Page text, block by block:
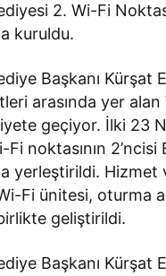
2. Wi-Fi
kuruldu.
Başkanı Kürşat
arasında yer alan
geçiyor. İlki 23
Fi noktasının 2’ncisi
yerleştirildi. Hizmet
Fi ünitesi, oturma
geliştirildi.
Başkanı Kürşat